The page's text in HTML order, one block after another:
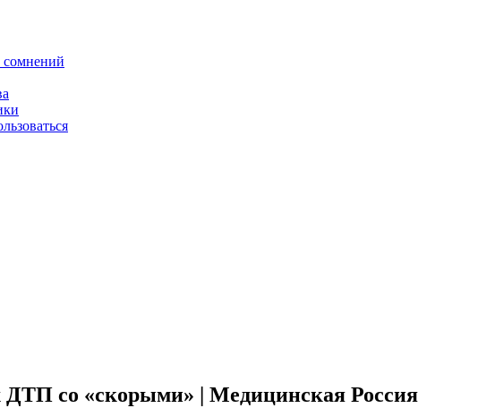
сомнений
ДТП со «скорыми» | Медицинская Россия